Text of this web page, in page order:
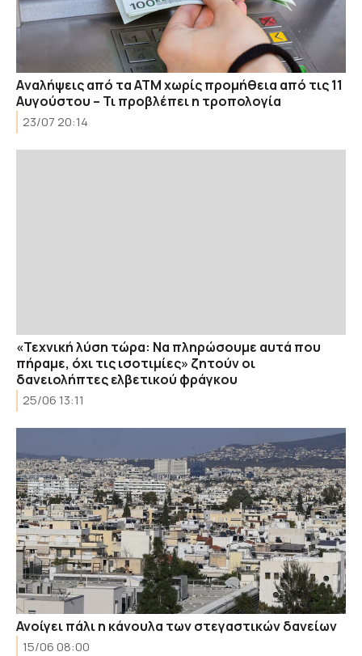
Aναλήψεις από τα ΑΤΜ χωρίς προμήθεια από τις 11
Αυγούστου – Τι προβλέπει η τροπολογία
23/07 20:14
«Τεχνική λύση τώρα: Να πληρώσουμε αυτά που
πήραμε, όχι τις ισοτιμίες» ζητούν οι
δανειολήπτες ελβετικού φράγκου
25/06 13:11
Ανοίγει πάλι η κάνουλα των στεγαστικών δανείων
15/06 08:00